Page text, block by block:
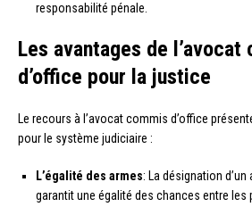
responsabilité pénale.
Les avantages de l’avocat
d’office pour la justice
Le recours à l’avocat commis d’office
pour le système judiciaire :
L’égalité des armes: La désignation
garantit une égalité des chances entre les